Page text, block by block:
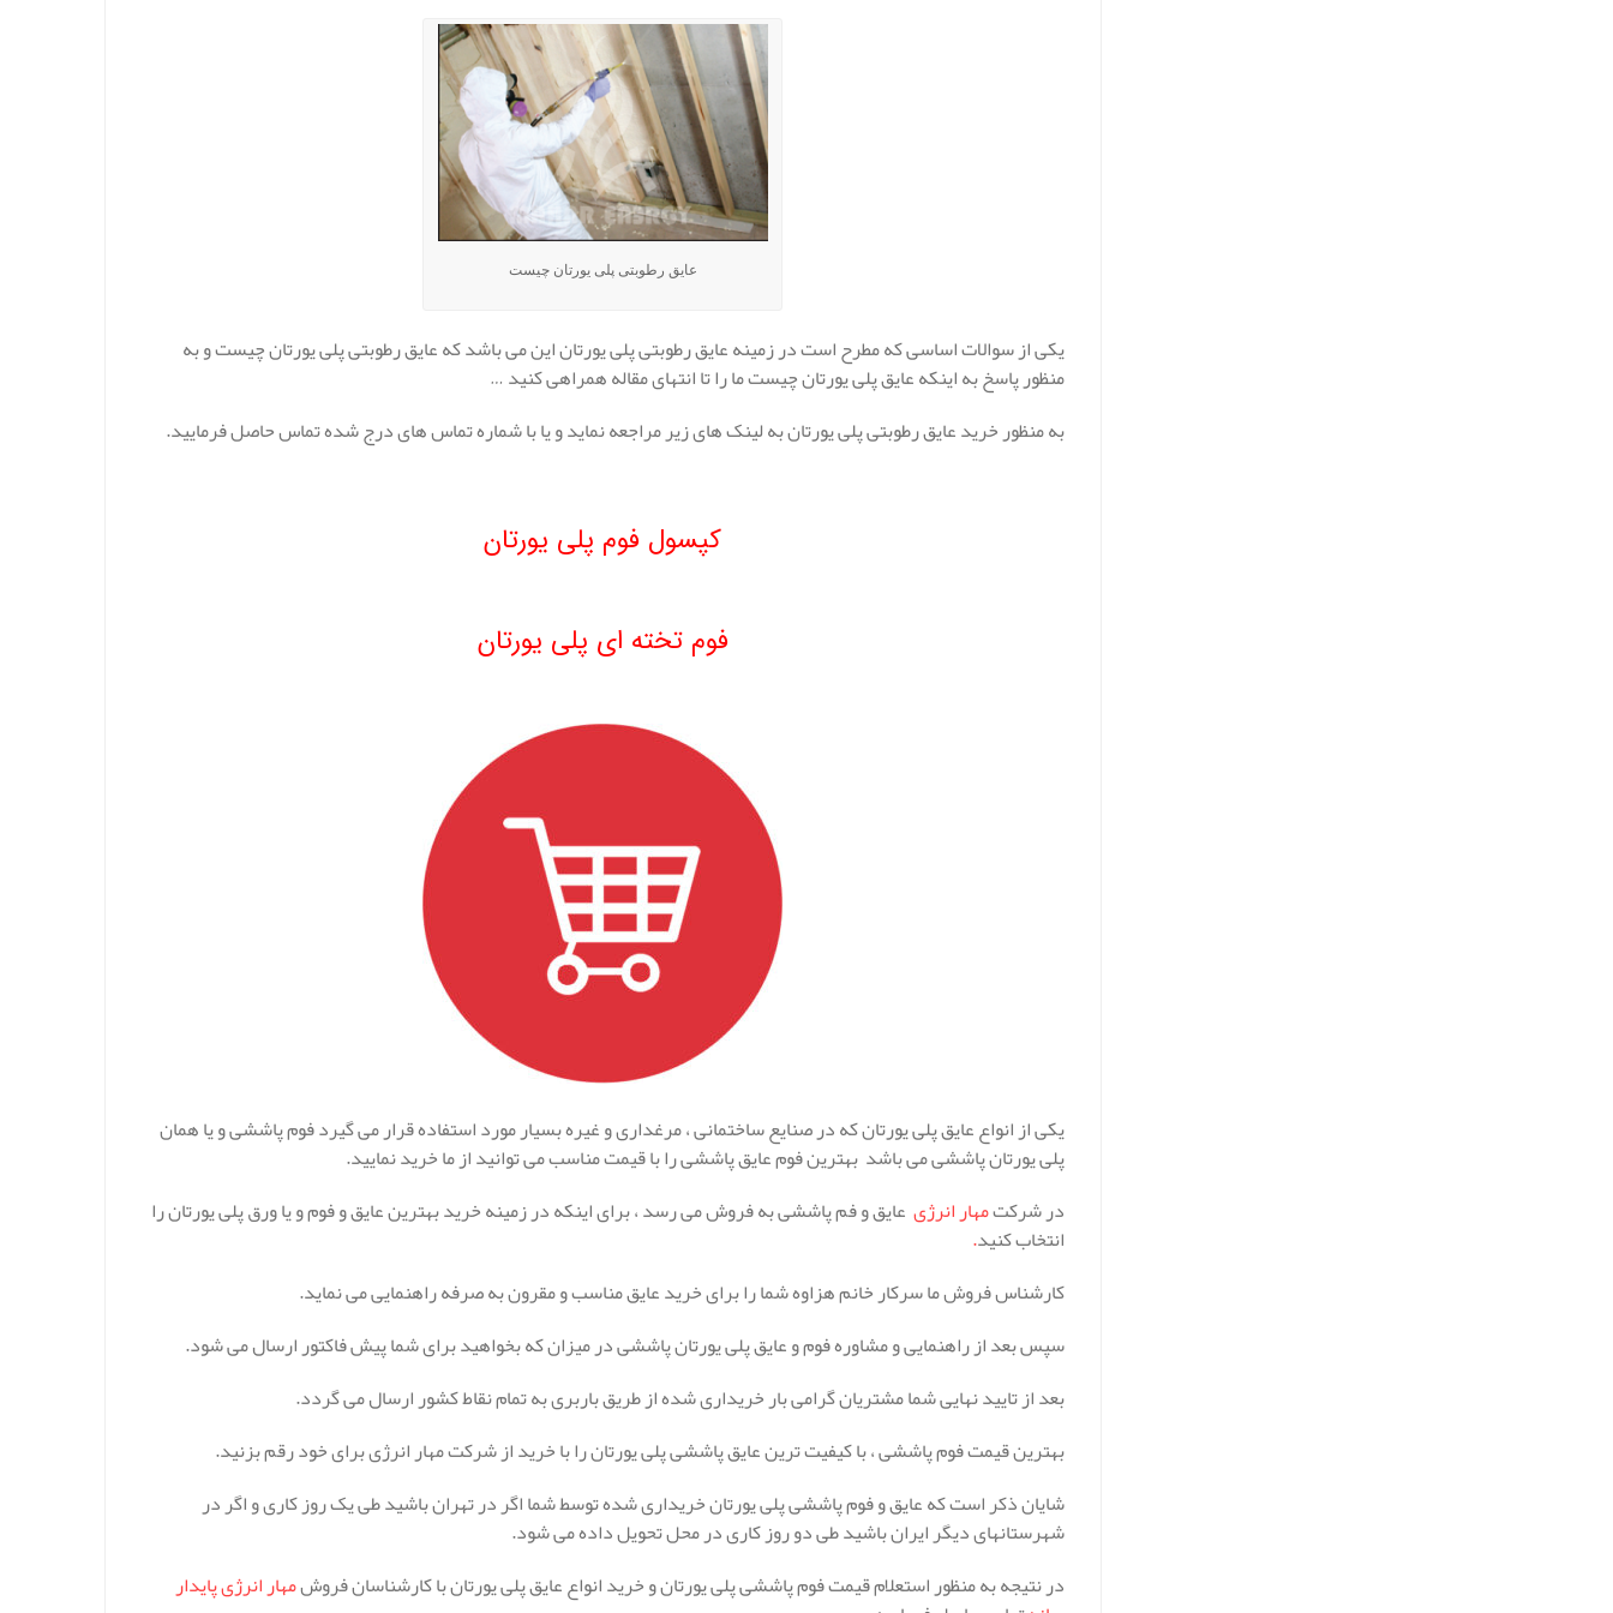
عایق رطوبتی پلی یورتان چیست
یکی از سوالات اساسی که مطرح است در زمینه عایق رطوبتی پلی یورتان این می باشد که عایق رطوبتی پلی یورتان چیست و به
منظور پاسخ به اینکه عایق پلی یورتان چیست ما را تا انتهای مقاله همراهی کنید …
به منظور خرید عایق رطوبتی پلی یورتان به لینک های زیر مراجعه نماید و یا با شماره تماس های درج شده تماس حاصل فرمایید.
کپسول فوم پلی یورتان
فوم تخته ای پلی یورتان
یکی از انواع عایق پلی یورتان که در صنایع ساختمانی ، مرغداری و غیره بسیار مورد استفاده قرار می گیرد فوم پاششی و یا همان
پلی یورتان پاششی می باشد بهترین فوم عایق پاششی را با قیمت مناسب می توانید از ما خرید نمایید.
در شرکتمهار انرژی عایق و فم پاششی به فروش می رسد ، برای اینکه در زمینه خرید بهترین عایق و فوم و یا ورق پلی یورتان را
انتخاب کنید.
کارشناس فروش ما سرکار خانم هزاوه شما را برای خرید عایق مناسب و مقرون به صرفه راهنمایی می نماید.
سپس بعد از راهنمایی و مشاوره فوم و عایق پلی یورتان پاششی در میزان که بخواهید برای شما پیش فاکتور ارسال می شود.
بعد از تایید نهایی شما مشتریان گرامی بار خریداری شده از طریق باربری به تمام نقاط کشور ارسال می گردد.
بهترین قیمت فوم پاششی ، با کیفیت ترین عایق پاششی پلی یورتان را با خرید از شرکت مهار انرژی برای خود رقم بزنید.
شایان ذکر است که عایق و فوم پاششی پلی یورتان خریداری شده توسط شما اگر در تهران باشید طی یک روز کاری و اگر در
شهرستانهای دیگر ایران باشید طی دو روز کاری در محل تحویل داده می شود.
در نتیجه به منظور استعلام قیمت فوم پاششی پلی یورتان و خرید انواع عایق پلی یورتان با کارشناسان فروشمهار انرژی پایدار